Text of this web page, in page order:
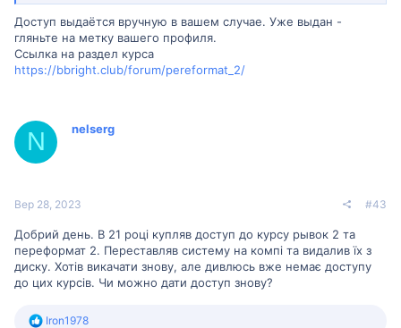
Доступ выдаётся вручную в вашем случае. Уже выдан -
гляньте на метку вашего профиля.
Ссылка на раздел курса
https://bbright.club/forum/pereformat_2/
N nelserg
Вер 28, 2023 #43
Добрий день. В 21 році купляв доступ до курсу рывок 2 та
переформат 2. Переставляв систему на компі та видалив їх з
диску. Хотів викачати знову, але дивлюсь вже немає доступу
до цих курсів. Чи можно дати доступ знову?
Р
Iron1978